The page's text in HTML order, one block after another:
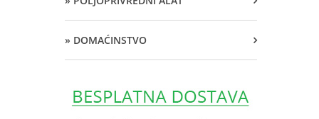
» DOMAĆINSTVO